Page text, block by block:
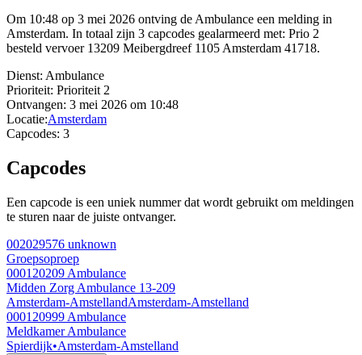
Om 10:48 op 3 mei 2026 ontving de Ambulance een melding in
Amsterdam. In totaal zijn 3 capcodes gealarmeerd met: Prio 2
besteld vervoer 13209 Meibergdreef 1105 Amsterdam 41718.
Dienst: Ambulance
Prioriteit: Prioriteit 2
Ontvangen: 3 mei 2026 om 10:48
Locatie:Amsterdam
Capcodes: 3
Capcodes
Een capcode is een uniek nummer dat wordt gebruikt om meldingen
te sturen naar de juiste ontvanger.
002029576 unknown
Groepsoproep
000120209 Ambulance
Midden Zorg Ambulance 13-209
Amsterdam-AmstellandAmsterdam-Amstelland
000120999 Ambulance
Meldkamer Ambulance
Spierdijk•Amsterdam-Amstelland